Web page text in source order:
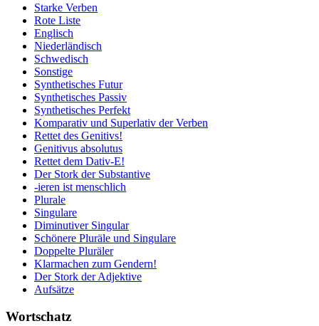
Starke Verben
Rote Liste
Englisch
Niederländisch
Schwedisch
Sonstige
Synthetisches Futur
Synthetisches Passiv
Synthetisches Perfekt
Komparativ und Superlativ der Verben
Rettet des Genitivs!
Genitivus absolutus
Rettet dem Dativ-E!
Der Stork der Substantive
-ieren ist menschlich
Plurale
Singulare
Diminutiver Singular
Schönere Pluräle und Singulare
Doppelte Pluräler
Klarmachen zum Gendern!
Der Stork der Adjektive
Aufsätze
Wortschatz